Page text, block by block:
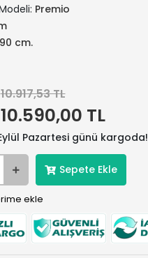
Premio
90 cm.
10.917,53 TL
10.590,00 TL
Pazartesi günü kargoda!
Sepete Ekle
ekle